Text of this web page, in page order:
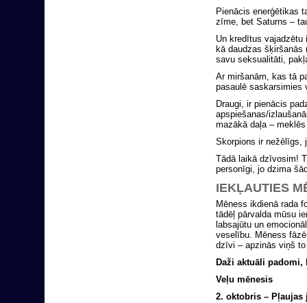
Pienācis enerģētikas
zīme, bet Saturns –
Un kredītus
kā daudzas
savu seksualitāti,
Ar miršanām, kas tā
pasaulē saskarsimies
Draugi, ir pienācis
apspiešanas/
mazākā daļa –
Skorpions ir nežēlīgs,
Tādā laikā dzīvosim!
personīgi, jo dzima
IEKĻAUTIES
Mēness ikdienā rada
tādēļ pārvalda mūsu
labsajūtu un
veselību. Mēness
dzīvi – apzinās viņš
Daži aktuāli
Veļu mēnesis
2. oktobris – Pļaujas